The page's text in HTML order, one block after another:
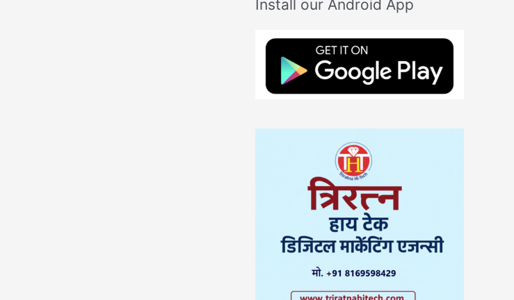
Install our Android App